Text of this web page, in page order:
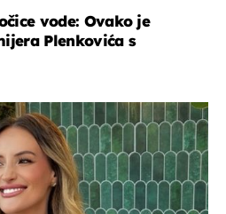
vode: Ovako je
Plenkovića s